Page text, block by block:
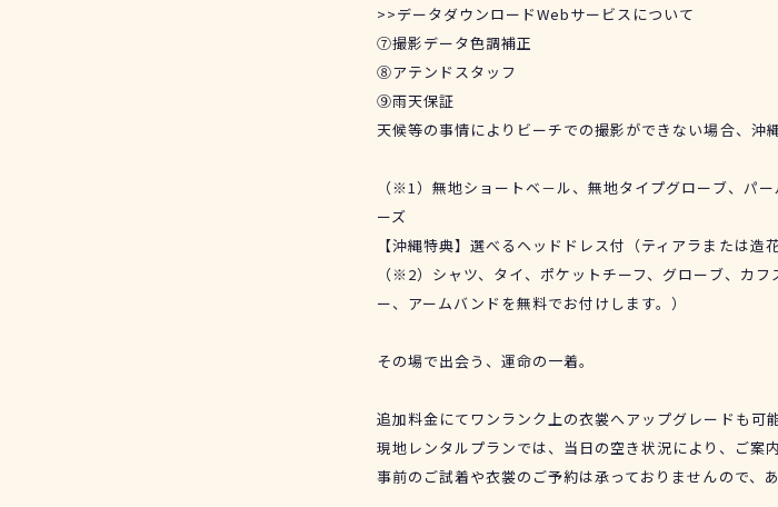
>>データダウンロードWebサービスについて
⑦撮影データ色調補正
⑧アテンドスタッフ
⑨雨天保証
天候等の事情によりビーチでの撮影ができない場合、沖
（※1）無地ショートベ－ル、無地タイプグローブ、パ
ーズ
【沖縄特典】選べるヘッドドレス付（ティアラまたは造
（※2）シャツ、タイ、ポケットチーフ、グローブ、カ
ー、アームバンドを無料でお付けします。）
その場で出会う、運命の一着。
追加料金にてワンランク上の衣裳へアップグレードも可能
現地レンタルプランでは、当日の空き状況により、ご案
事前のご試着や衣裳のご予約は承っておりませんので、